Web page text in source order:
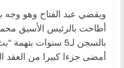
أطاحت بالرئيس الأسبق
بالسجن لـ5 سنوات
أمضى جزءا كبيرا من